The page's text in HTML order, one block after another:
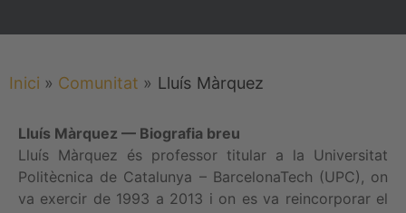
Inici » Comunitat » Lluís Màrquez
Lluís Màrquez — Biografia breu
Lluís Màrquez és professor titular a la Universitat
Politècnica de Catalunya – BarcelonaTech (UPC), on
va exercir de 1993 a 2013 i on es va reincorporar el